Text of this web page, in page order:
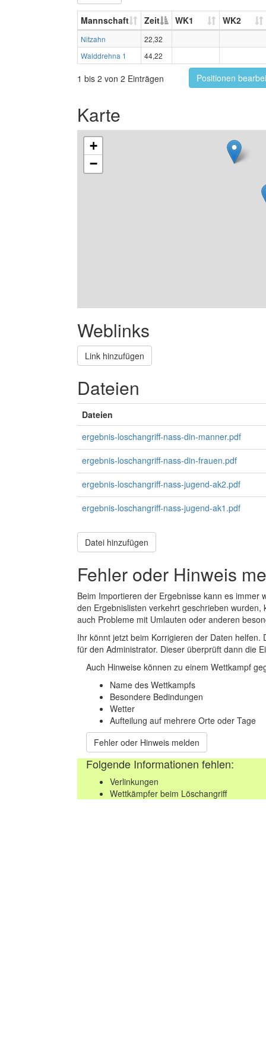
Mannschaft Zeit WK1 WK2
Nitzahn
22,32
Walddrehna 1
44,22
1 bis 2 von 2 Einträgen Positionen
Karte
+
−
Weblinks
Link hinzufügen
Dateien
Dateien
ergebnis-loschangriff-nass-din-manner.pdf
ergebnis-loschangriff-nass-din-frauen.pdf
ergebnis-loschangriff-nass-jugend-ak2.pdf
ergebnis-loschangriff-nass-jugend-ak1.pdf
Datei hinzufügen
Fehler oder Hinweis
Beim Importieren der Ergebnisse kann es
den Ergebnislisten verkehrt geschrieben
auch Probleme mit Umlauten oder anderen
Ihr könnt jetzt beim Korrigieren der Daten
für den Administrator. Dieser überprüft dann die
Auch Hinweise können zu einem Wettkampf
Name des Wettkampfs
Besondere Bedindungen
Wetter
Aufteilung auf mehrere Orte oder Tage
Fehler oder Hinweis melden
Folgende Informationen fehlen:
Verlinkungen
Wettkämpfer beim Löschangriff